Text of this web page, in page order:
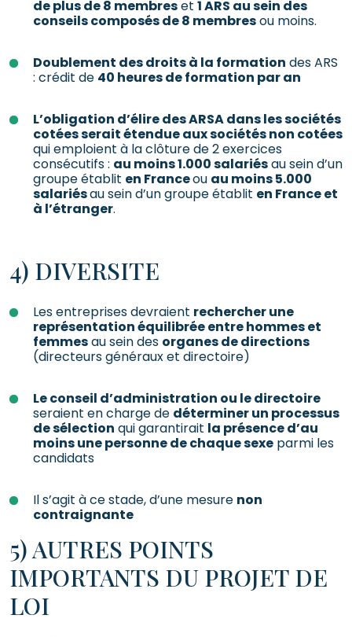
de plus de 8 membreset 1 ARS au sein des
conseils composés de 8 membresou moins.
Doublement des droits à la formation des ARS
: crédit de 40 heures de formation par an
L’obligation d’élire des ARSA dans les sociétés
cotées serait étendue aux sociétés non cotées
qui emploient à la clôture de 2 exercices
consécutifs : au moins 1.000 salariésau sein d’un
groupe établit en Franceou au moins 5.000
salariésau sein d’un groupe établit en France et
à l’étranger.
4) DIVERSITE
Les entreprises devraient rechercher une
représentation équilibrée entre hommes et
femmesau sein des organes de directions
(directeurs généraux et directoire)
Le conseil d’administration ou le directoire
seraient en charge de déterminer un processus
de sélection qui garantirait la présence d’au
moins une personne de chaque sexe parmi les
candidats
Il s’agit à ce stade, d’une mesure non
contraignante
5) AUTRES POINTS
IMPORTANTS DU PROJET DE
LOI